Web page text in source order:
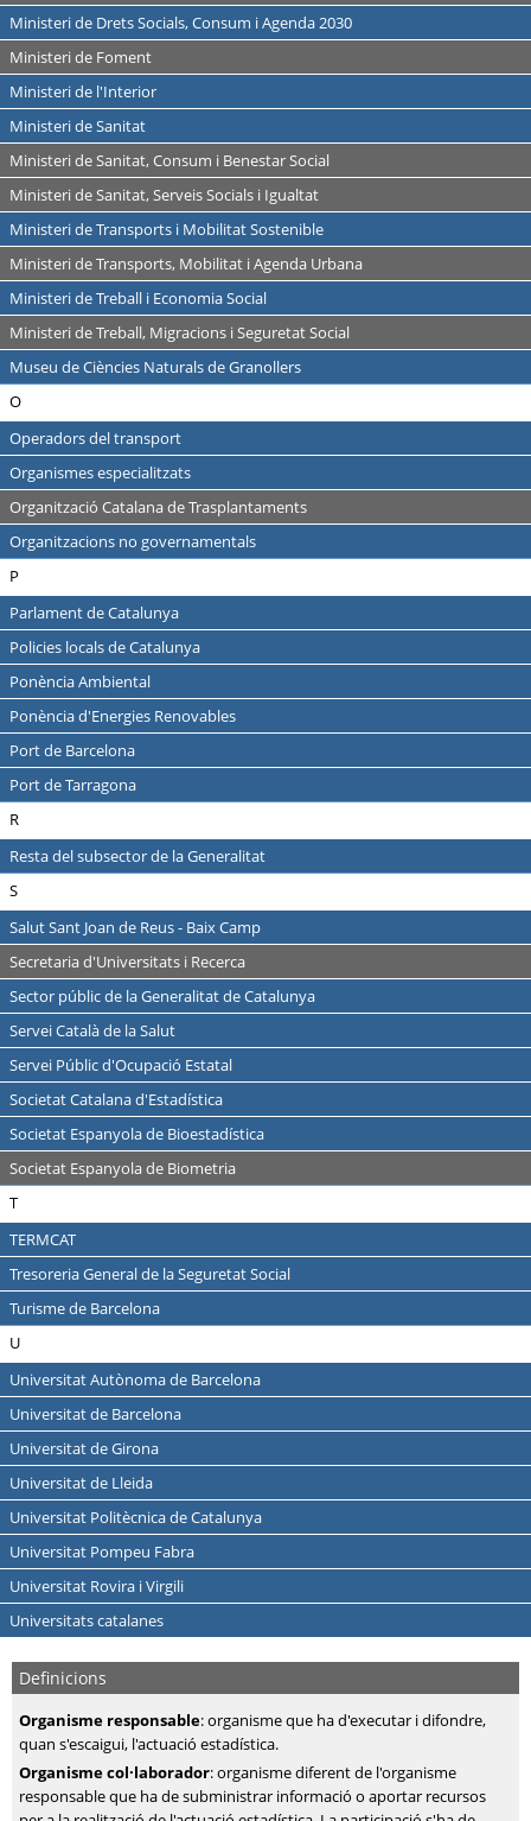
Ministeri de Drets Socials, Consum i Agenda 2030
Ministeri de Foment
Ministeri de l'Interior
Ministeri de Sanitat
Ministeri de Sanitat, Consum i Benestar Social
Ministeri de Sanitat, Serveis Socials i Igualtat
Ministeri de Transports i Mobilitat Sostenible
Ministeri de Transports, Mobilitat i Agenda Urbana
Ministeri de Treball i Economia Social
Ministeri de Treball, Migracions i Seguretat Social
Museu de Ciències Naturals de Granollers
O
Operadors del transport
Organismes especialitzats
Organització Catalana de Trasplantaments
Organitzacions no governamentals
P
Parlament de Catalunya
Policies locals de Catalunya
Ponència Ambiental
Ponència d'Energies Renovables
Port de Barcelona
Port de Tarragona
R
Resta del subsector de la Generalitat
S
Salut Sant Joan de Reus - Baix Camp
Secretaria d'Universitats i Recerca
Sector públic de la Generalitat de Catalunya
Servei Català de la Salut
Servei Públic d'Ocupació Estatal
Societat Catalana d'Estadística
Societat Espanyola de Bioestadística
Societat Espanyola de Biometria
T
TERMCAT
Tresoreria General de la Seguretat Social
Turisme de Barcelona
U
Universitat Autònoma de Barcelona
Universitat de Barcelona
Universitat de Girona
Universitat de Lleida
Universitat Politècnica de Catalunya
Universitat Pompeu Fabra
Universitat Rovira i Virgili
Universitats catalanes
Definicions
Organisme responsable: organisme que ha d'executar i difondre,
quan s'escaigui, l'actuació estadística.
Organisme col·laborador: organisme diferent de l'organisme
responsable que ha de subministrar informació o aportar recursos